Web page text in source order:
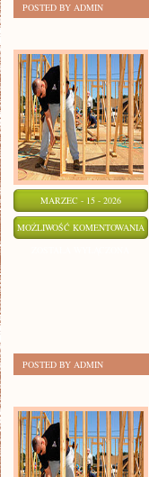
POSTED BY ADMIN
MARZEC - 15 - 2026
MOŻLIWOŚĆ KOMENTOWANIA
POSTED BY ADMIN